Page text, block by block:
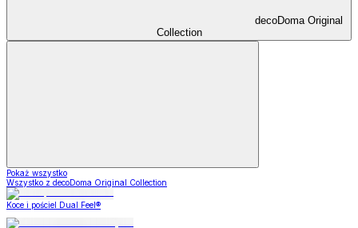
decoDoma Original
Collection
Pokaż wszystko
Wszystko z decoDoma Original Collection
Koce i pościel Dual Feel®